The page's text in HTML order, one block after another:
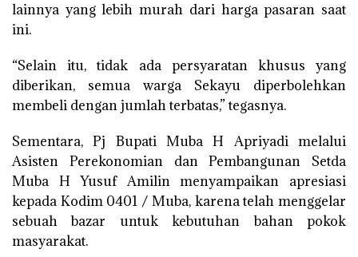
lainnya yang lebih murah dari harga pasaran saat
ini.
“Selain itu, tidak ada persyaratan khusus yang
diberikan, semua warga Sekayu diperbolehkan
membeli dengan jumlah terbatas,” tegasnya.
Sementara, Pj Bupati Muba H Apriyadi melalui
Asisten Perekonomian dan Pembangunan Setda
Muba H Yusuf Amilin menyampaikan apresiasi
kepada Kodim 0401 / Muba, karena telah menggelar
sebuah bazar untuk kebutuhan bahan pokok
masyarakat.